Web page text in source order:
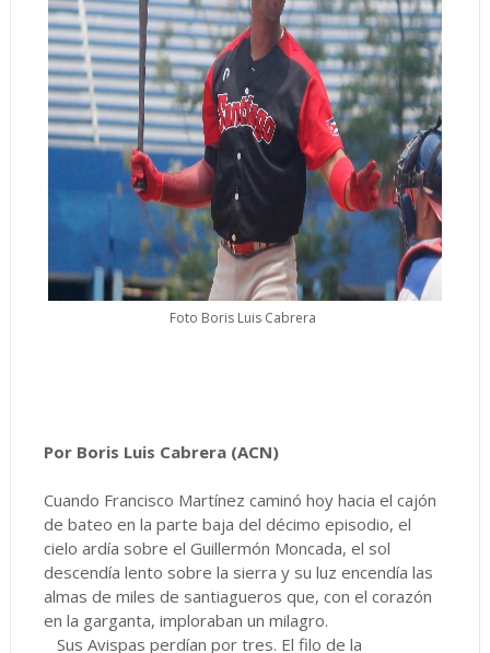
Foto Boris Luis Cabrera
Por Boris Luis Cabrera (ACN)
Cuando Francisco Martínez caminó hoy hacia el cajón
de bateo en la parte baja del décimo episodio, el
cielo ardía sobre el Guillermón Moncada, el sol
descendía lento sobre la sierra y su luz encendía las
almas de miles de santiagueros que, con el corazón
en la garganta, imploraban un milagro.
Sus Avispas perdían por tres. El filo de la